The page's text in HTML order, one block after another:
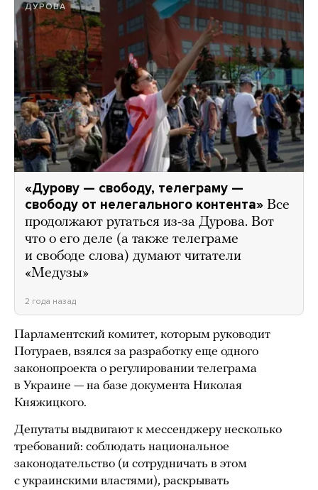
ДУРОВА
«Дурову — свободу, телеграму —
свободу от нелегального контента» Все
продолжают ругаться из-за Дурова. Вот
что о его деле (а также телеграме
и свободе слова) думают читатели
«Медузы»
2 года назад
Парламентский комитет, которым руководит
Потураев, взялся за разработку еще одного
законопроекта о регулировании телеграма
в Украине — на базе документа Николая
Княжицкого.
Депутаты выдвигают к мессенджеру несколько
требований: соблюдать национальное
законодательство (и сотрудничать в этом
с украинскими властями), раскрывать